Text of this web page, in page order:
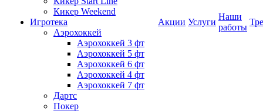
Кикер Weekend
Игротека
Аэрохоккей
Аэрохоккей 3 фт
Аэрохоккей 5 фт
Аэрохоккей 6 фт
Аэрохоккей 4 фт
Аэрохоккей 7 фт
Дартс
Покер
Акции Услуги
Наши
работы